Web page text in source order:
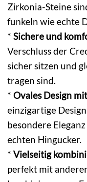
Zirkonia-Steine
funkeln wie echte
* Sichere und
Verschluss der
sicher sitzen und
tragen sind.
* Ovales Design
einzigartige
besondere
echten Hingucker.
* Vielseitig
perfekt mit